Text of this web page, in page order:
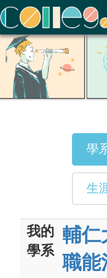
ColleGo! 大學選才與
學
生
我的
學系
輔仁
職能